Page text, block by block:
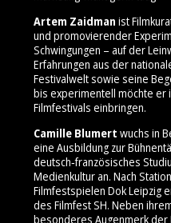
Artem Zaidman ist
und promovierender
Schwingungen – auf der
Erfahrungen aus der
Festivalwelt sowie seine
bis experimentell möchte er
Filmfestivals einbringen.
Camille Blumert wuchs in
eine Ausbildung zur
deutsch‑französisches
Medienkultur an. Nach
Filmfestspielen Dok Leipzig
des Filmfest SH. Neben
besonderes Augenmerk der